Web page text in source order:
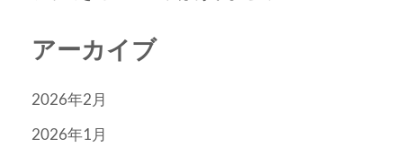
アーカイブ
2026年2月
2026年1月